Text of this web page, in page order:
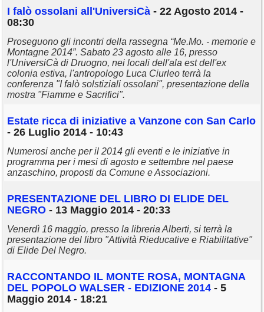
I falò ossolani all'UniversiCà - 22 Agosto 2014 -
08:30
Proseguono gli incontri della rassegna “Me.Mo. - memorie e
Montagne 2014”. Sabato 23 agosto alle 16, presso
l'UniversiCà di Druogno, nei locali dell'ala est dell'ex
colonia estiva, l'antropologo Luca Ciurleo terrà la
conferenza "I falò solstiziali ossolani", presentazione della
mostra "Fiamme e Sacrifici".
Estate ricca di iniziative a Vanzone con San Carlo
- 26 Luglio 2014 - 10:43
Numerosi anche per il 2014 gli eventi e le iniziative in
programma per i mesi di agosto e settembre nel paese
anzaschino, proposti da Comune e Associazioni.
PRESENTAZIONE DEL LIBRO DI ELIDE DEL
NEGRO - 13 Maggio 2014 - 20:33
Venerdì 16 maggio, presso la libreria Alberti, si terrà la
presentazione del libro "Attività Rieducative e Riabilitative"
di Elide Del Negro.
RACCONTANDO IL MONTE ROSA, MONTAGNA
DEL POPOLO WALSER - EDIZIONE 2014 - 5
Maggio 2014 - 18:21